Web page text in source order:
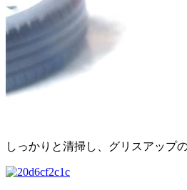
しっかりと清掃し、グリスアップ